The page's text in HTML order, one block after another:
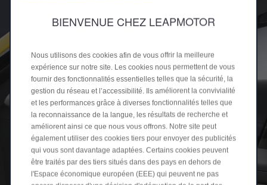
BIENVENUE CHEZ LEAPMOTOR
Nous utilisons des cookies afin de vous offrir la meilleure
expérience sur notre site. Les cookies nous permettent de vous
fournir des fonctionnalités essentielles telles que la sécurité, la
gestion du réseau et l’accessibilité. Ils améliorent la convivialité
et les performances grâce à diverses fonctionnalités telles que
la reconnaissance de la langue, les résultats de recherche et
améliorent ainsi ce que nous vous offrons. Notre site peut
également utiliser des cookies tiers pour envoyer des publicités
qui vous sont davantage adaptées. Certains cookies peuvent
être traités par des tiers situés dans des pays en dehors de
l'Espace économique européen (EEE) qui peuvent ne pas